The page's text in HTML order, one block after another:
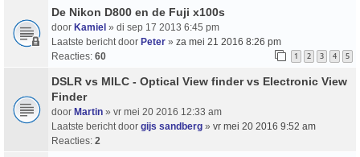
De Nikon D800 en de Fuji x100s
door Kamiel » di sep 17 2013 6:45 pm
Laatste bericht door Peter » za mei 21 2016 8:26 pm
Reacties: 60 1 2 3 4 5
DSLR vs MILC - Optical View finder vs Electronic View
Finder
door Martin » vr mei 20 2016 12:33 am
Laatste bericht door gijs sandberg » vr mei 20 2016 9:52 am
Reacties: 2